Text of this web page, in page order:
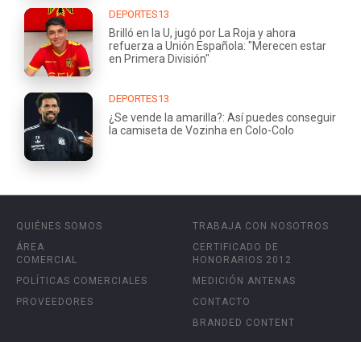
DEPORTES13
Brilló en la U, jugó por La Roja y ahora
refuerza a Unión Española: "Merecen estar
en Primera División"
DEPORTES13
¿Se vende la amarilla?: Así puedes conseguir
la camiseta de Vozinha en Colo-Colo
QUIÉNES SOMOS
ÁREA
COMERCIAL
POLÍTICAS COMERCIALES
PROVEEDORES
TRABAJA CON NOSOTROS
CERTIFICADO DE
HONORARIOS 2012
MEDICIÓN ANTENAS
CONTACTO
BRANDED CONTENT